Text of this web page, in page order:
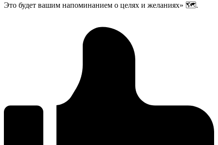
Это будет вашим напоминанием о целях и желаниях» 🗺️.